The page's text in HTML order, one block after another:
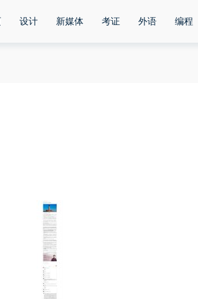
设计 新媒体 考证 外语 编程